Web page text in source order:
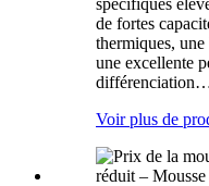
spécifiques
de fortes
thermiques,
une excellente
Voir plus de